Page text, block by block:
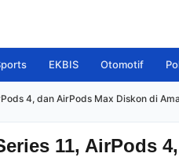
EKBIS Otomotif
4, dan AirPods Max Diskon di
11, AirPods